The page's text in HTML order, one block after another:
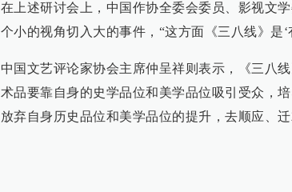
在上述研讨会上，中国作协全委会委员、影视文
个小的视角切入大的事件，“这方面《三八线》是‘
中国文艺评论家协会主席仲呈祥则表示，《三八
术品要靠自身的史学品位和美学品位吸引受众，
放弃自身历史品位和美学品位的提升，去顺应、迁